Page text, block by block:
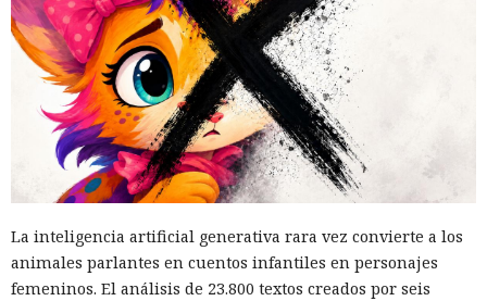
La inteligencia artificial generativa rara vez convierte a los
animales parlantes en cuentos infantiles en personajes
femeninos. El análisis de 23.800 textos creados por seis